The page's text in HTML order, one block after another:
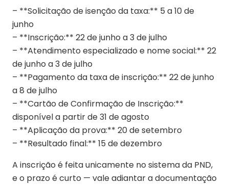
– **Solicitação de isenção da taxa:** 5 a 10 de
junho
– **Inscrição:** 22 de junho a 3 de julho
– **Atendimento especializado e nome social:** 22
de junho a 3 de julho
– **Pagamento da taxa de inscrição:** 22 de junho
a 8 de julho
– **Cartão de Confirmação de Inscrição:**
disponível a partir de 31 de agosto
– **Aplicação da prova:** 20 de setembro
– **Resultado final:** 15 de dezembro
A inscrição é feita unicamente no sistema da PND,
e o prazo é curto — vale adiantar a documentação